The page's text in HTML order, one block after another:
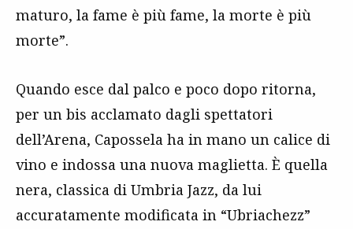
maturo, la fame è più fame, la morte è più
morte”.
Quando esce dal palco e poco dopo ritorna,
per un bis acclamato dagli spettatori
dell’Arena, Capossela ha in mano un calice di
vino e indossa una nuova maglietta. È quella
nera, classica di Umbria Jazz, da lui
accuratamente modificata in “Ubriachezz”